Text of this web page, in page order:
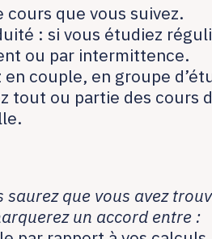
cours que vous suivez.
: si vous étudiez
ou par intermittence.
en couple, en groupe
tout ou partie des cours
saurez que vous avez
un accord entre :